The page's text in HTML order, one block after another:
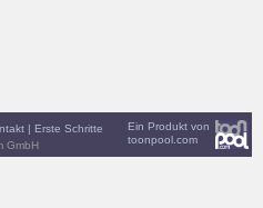
Ein Produkt von
toonpool.com
| Erste Schritte
GmbH